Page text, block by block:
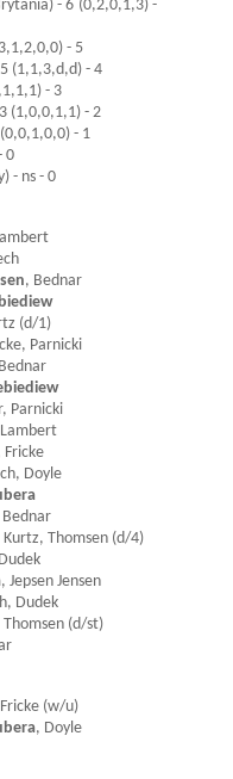
- 6 (0,2,0,1,3) -
- 5
(1,1,3,d,d) - 4
- 3
(1,0,0,1,1) - 2
- 1
0
- ns - 0
, Bednar
(d/1)
Parnicki
Parnicki
Fricke
Doyle
Kurtz, Thomsen (d/4)
, Jepsen Jensen
Dudek
Thomsen (d/st)
(w/u)
, Doyle